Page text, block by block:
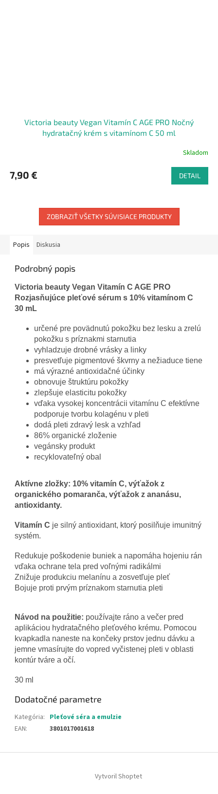
Victoria beauty Vegan Vitamín C AGE PRO Nočný
hydratačný krém s vitamínom C 50 ml
Skladom
7,90 € DETAIL
ZOBRAZIŤ VŠETKY SÚVISIACE PRODUKTY
Popis Diskusia
Podrobný popis
Victoria beauty Vegan Vitamín C AGE PRO
Rozjasňujúce pleťové sérum s 10% vitamínom C
30 mL
určené pre povädnutú pokožku bez lesku a zrelú
pokožku s príznakmi starnutia
vyhladzuje drobné vrásky a linky
presvetľuje pigmentové škvrny a nežiaduce tiene
má výrazné antioxidačné účinky
obnovuje štruktúru pokožky
zlepšuje elasticitu pokožky
vďaka vysokej koncentrácii vitamínu C efektívne
podporuje tvorbu kolagénu v pleti
dodá pleti zdravý lesk a vzhľad
86% organické zloženie
vegánsky produkt
recyklovateľný obal
Aktívne zložky: 10% vitamín C, výťažok z
organického pomaranča, výťažok z ananásu,
antioxidanty.
Vitamín C je silný antioxidant, ktorý posilňuje imunitný
systém.
Redukuje poškodenie buniek a napomáha hojeniu rán
vďaka ochrane tela pred voľnými radikálmi
Znižuje produkciu melanínu a zosvetľuje pleť
Bojuje proti prvým príznakom starnutia pleti
Návod na použitie: používajte ráno a večer pred
aplikáciou hydratačného pleťového krému. Pomocou
kvapkadla naneste na končeky prstov jednu dávku a
jemne vmasírujte do vopred vyčistenej pleti v oblasti
kontúr tváre a očí.
30 ml
Dodatočné parametre
Kategória: Pleťové séra a emulzie
EAN: 3801017001618
Vytvoril Shoptet